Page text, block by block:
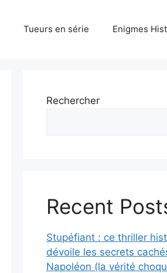
Tueurs en série Enigmes
Rechercher
Recent
Stupéfiant : ce thriller
dévoile les secrets
Napoléon (la vérité